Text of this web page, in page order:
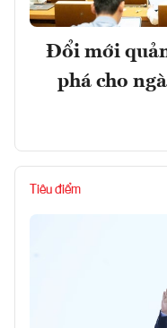
Đổi mới
phá cho
Tiêu điểm